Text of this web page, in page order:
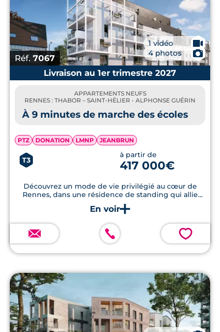
Réf. 7067
1 vidéo 🎥
4 photos
📷
Livraison au 1er trimestre 2027
APPARTEMENTS NEUFS
RENNES : THABOR – SAINT-HÉLIER - ALPHONSE GUÉRIN
À 9 minutes de marche des écoles
PTZ DONATION LMNP JEANBRUN
T3
à partir de
417 000€
Découvrez un mode de vie privilégié au cœur de
Rennes, dans une résidence de standing qui allie
confort contemporain et proximité avec toutes les
commodités.
💗